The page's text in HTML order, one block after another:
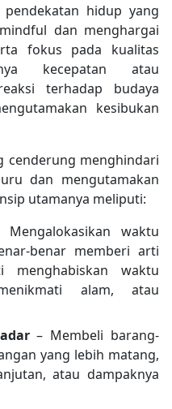
pendekatan hidup yang
dan menghargai
fokus pada kualitas
kecepatan atau
terhadap budaya
kesibukan
cenderung menghindari
dan mengutamakan
utamanya meliputi:
waktu
benar memberi arti
menghabiskan waktu
alam, atau
– Membeli barang-
yang lebih matang,
atau dampaknya